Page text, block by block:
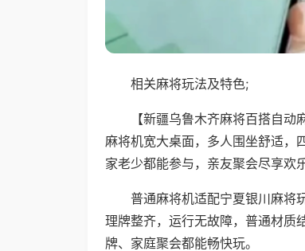
相关麻将玩法及特色;
【新疆乌鲁木齐麻将百搭自
麻将机宽大桌面，多人围坐舒适，
家老少都能参与，亲友聚会尽享欢乐
普通麻将机适配宁夏银川麻将
理牌整齐，运行无故障，普通材质
牌、家庭聚会都能畅快玩。